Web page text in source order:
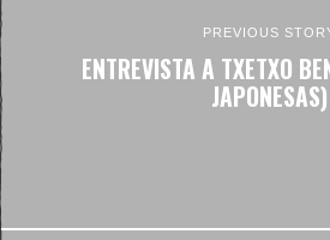
PREVIOUS
ENTREVISTA A TXETXO
JAPONESAS)